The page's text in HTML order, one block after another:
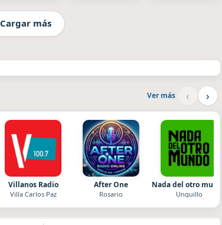
Cargar más
Ver más ‹ ›
Villanos Radio
Villa Carlos Paz
After One
Rosario
Nada del otro mundo
Unquillo